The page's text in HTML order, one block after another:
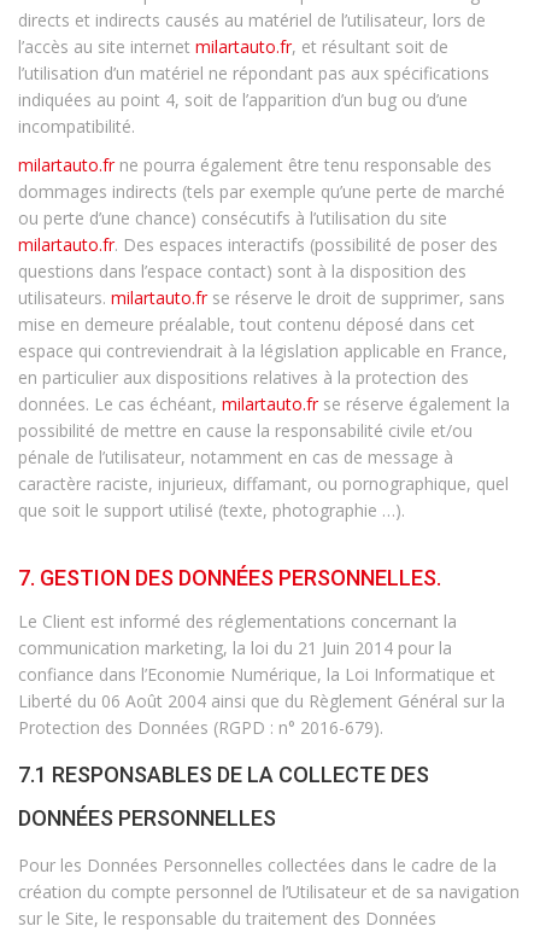
directs et indirects causés au matériel de l’utilisateur, lors de
l’accès au site internet milartauto.fr, et résultant soit de
l’utilisation d’un matériel ne répondant pas aux spécifications
indiquées au point 4, soit de l’apparition d’un bug ou d’une
incompatibilité.
milartauto.frne pourra également être tenu responsable des
dommages indirects (tels par exemple qu’une perte de marché
ou perte d’une chance) consécutifs à l’utilisation du site
milartauto.fr. Des espaces interactifs (possibilité de poser des
questions dans l’espace contact) sont à la disposition des
utilisateurs. milartauto.frse réserve le droit de supprimer, sans
mise en demeure préalable, tout contenu déposé dans cet
espace qui contreviendrait à la législation applicable en France,
en particulier aux dispositions relatives à la protection des
données. Le cas échéant, milartauto.frse réserve également la
possibilité de mettre en cause la responsabilité civile et/ou
pénale de l’utilisateur, notamment en cas de message à
caractère raciste, injurieux, diffamant, ou pornographique, quel
que soit le support utilisé (texte, photographie …).
7. GESTION DES DONNÉES PERSONNELLES.
Le Client est informé des réglementations concernant la
communication marketing, la loi du 21 Juin 2014 pour la
confiance dans l’Economie Numérique, la Loi Informatique et
Liberté du 06 Août 2004 ainsi que du Règlement Général sur la
Protection des Données (RGPD : n° 2016-679).
7.1 RESPONSABLES DE LA COLLECTE DES
DONNÉES PERSONNELLES
Pour les Données Personnelles collectées dans le cadre de la
création du compte personnel de l’Utilisateur et de sa navigation
sur le Site, le responsable du traitement des Données